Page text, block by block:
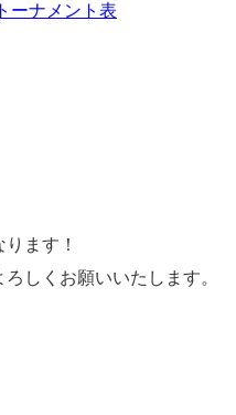
トーナメント表
ます！
しくお願いいたします。